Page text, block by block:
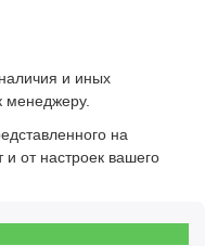
и иных
менеджеру.
на
от настроек вашего